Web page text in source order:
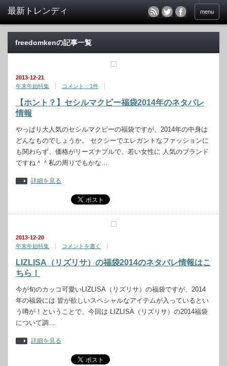
menu
freedomkenの記事一覧
2013-12-21
年末年始特集
コメント：1件
【ホント？】セシルマクビー福袋2014年のネタバレ
情報
やっぱり大人気のセシルマクビーの福袋ですが、2014年の中身は
どんなものでしょうか。 セクシーでエレガントなファッションに
も関わらず、価格がリーズナブルで、若い女性に 人気のブランド
ですね＾＾私の周りでもかな…
詳細を見る
2013-12-20
年末年始特集
コメントを書く
LIZLISA（リズリサ）の福袋2014のネタバレ情報はこ
ちら！
今が旬のカッコ可愛いLIZLISA（リズリサ）の福袋ですが、2014
年の福袋には 皆が欲しいスペシャルなアイテムが入っているとい
う噂が！ということで、今回は LIZLISA（リズリサ）の2014福袋
について調…
詳細を見る